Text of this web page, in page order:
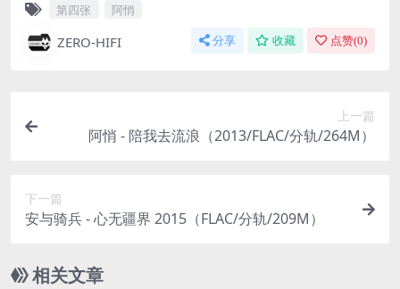
第四张 阿悄
ZERO-HIFI 分享 收藏 点赞(0)
上一篇
阿悄 - 陪我去流浪（2013/FLAC/分轨/264M）
下一篇
安与骑兵 - 心无疆界 2015（FLAC/分轨/209M）
相关文章